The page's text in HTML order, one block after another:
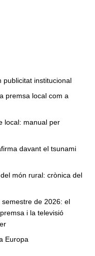
publicitat institucional
premsa local com a
local: manual per
davant el tsunami
món rural: crònica del
de 2026: el
i la televisió
Europa